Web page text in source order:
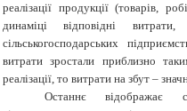
реалізації продукції (товарів,
динаміці відповідні
сільськогосподарських
витрати зростали приблизно
реалізації, то витрати на збут –
Останнє відображає